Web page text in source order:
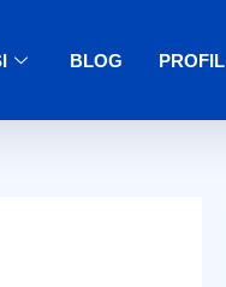
BLOG PROFIL